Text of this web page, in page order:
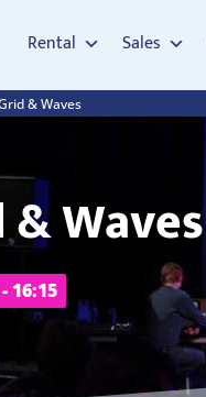
Rental Sales
& Waves
Waves
16:15